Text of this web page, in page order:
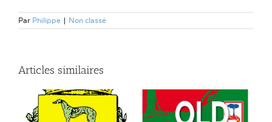
Par Philippe | Non classé
Articles similaires